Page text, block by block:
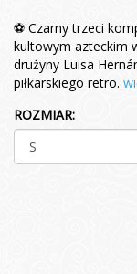
⚽ Czarny trzeci
kultowym azteckim
drużyny Luisa
piłkarskiego retro.
ROZMIAR: